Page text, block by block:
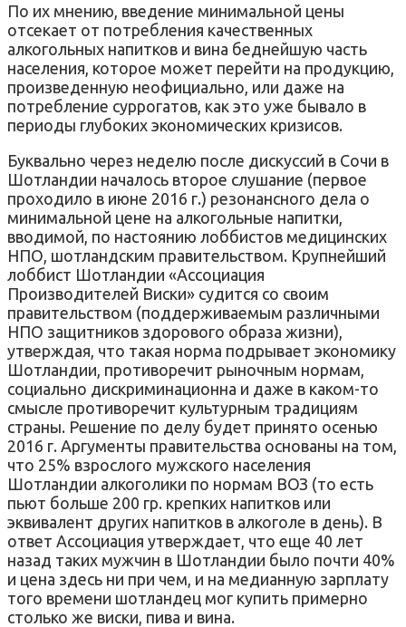
По их мнению, введение минимальной цены
отсекает от потребления качественных
алкогольных напитков и вина беднейшую часть
населения, которое может перейти на продукцию,
произведенную неофициально, или даже на
потребление суррогатов, как это уже бывало в
периоды глубоких экономических кризисов.
Буквально через неделю после дискуссий в Сочи в
Шотландии началось второе слушание (первое
проходило в июне 2016 г.) резонансного дела о
минимальной цене на алкогольные напитки,
вводимой, по настоянию лоббистов медицинских
НПО, шотландским правительством. Крупнейший
лоббист Шотландии «Ассоциация
Производителей Виски» судится со своим
правительством (поддерживаемым различными
НПО защитников здорового образа жизни),
утверждая, что такая норма подрывает экономику
Шотландии, противоречит рыночным нормам,
социально дискриминационна и даже в каком-то
смысле противоречит культурным традициям
страны. Решение по делу будет принято осенью
2016 г. Аргументы правительства основаны на том,
что 25% взрослого мужского населения
Шотландии алкоголики по нормам ВОЗ (то есть
пьют больше 200 гр. крепких напитков или
эквивалент других напитков в алкоголе в день). В
ответ Ассоциация утверждает, что еще 40 лет
назад таких мужчин в Шотландии было почти 40%
и цена здесь ни при чем, и на медианную зарплату
того времени шотландец мог купить примерно
столько же виски, пива и вина.